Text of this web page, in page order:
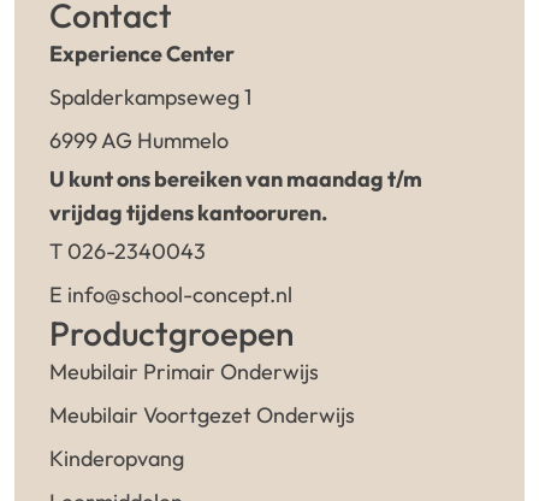
Contact
Experience Center
Spalderkampseweg 1
6999 AG Hummelo
U kunt ons bereiken van maandag t/m
vrijdag tijdens kantooruren.
T 026-2340043
E info@school-concept.nl
Productgroepen
Meubilair Primair Onderwijs
Meubilair Voortgezet Onderwijs
Kinderopvang